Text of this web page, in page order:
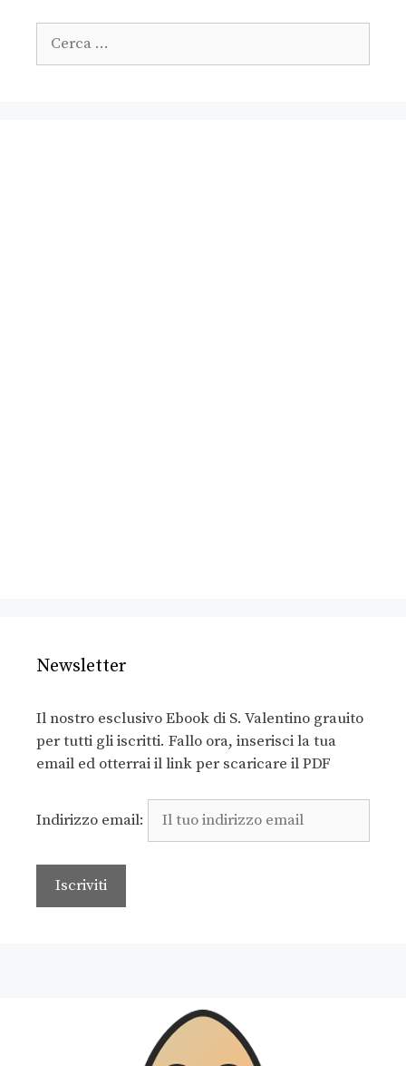
Newsletter
Il nostro esclusivo Ebook di S. Valentino grauito
per tutti gli iscritti. Fallo ora, inserisci la tua
email ed otterrai il link per scaricare il PDF
Indirizzo email: